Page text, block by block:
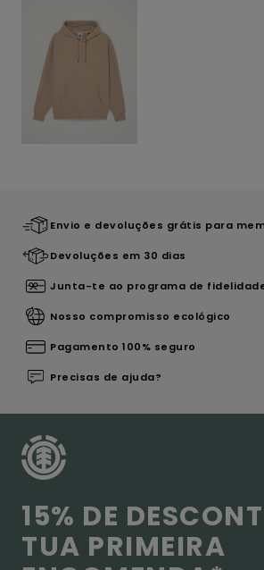
Envio e devoluções grátis para
Devoluções em 30 dias
Junta-te ao programa de
Nosso compromisso ecológico
Pagamento 100% seguro
Precisas de ajuda?
15% DE
TUA PRIMEIRA